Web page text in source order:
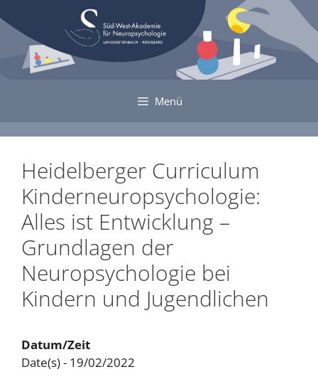
Inhalt
springen
Menü
Heidelberger Curriculum
Kinderneuropsychologie:
Alles ist Entwicklung –
Grundlagen der
Neuropsychologie bei
Kindern und Jugendlichen
Datum/Zeit
Date(s) - 19/02/2022